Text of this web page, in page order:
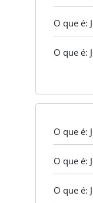
O que é:
O que é:
O que é:
O que é:
O que é: